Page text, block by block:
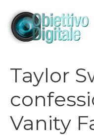
contenuto
Taylor
Vanity